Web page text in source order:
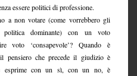
essere politici di professione.
a non votare (come vorrebbero gli
politica dominante) con un voto
voto ‘consapevole’? Quando è
pensiero che precede il giudizio è
esprime con un sì, con un no, è